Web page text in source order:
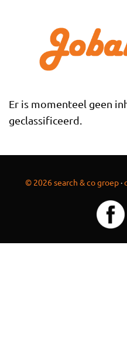
Er is momenteel geen
geclassificeerd.
© 2026 search & co groep ·